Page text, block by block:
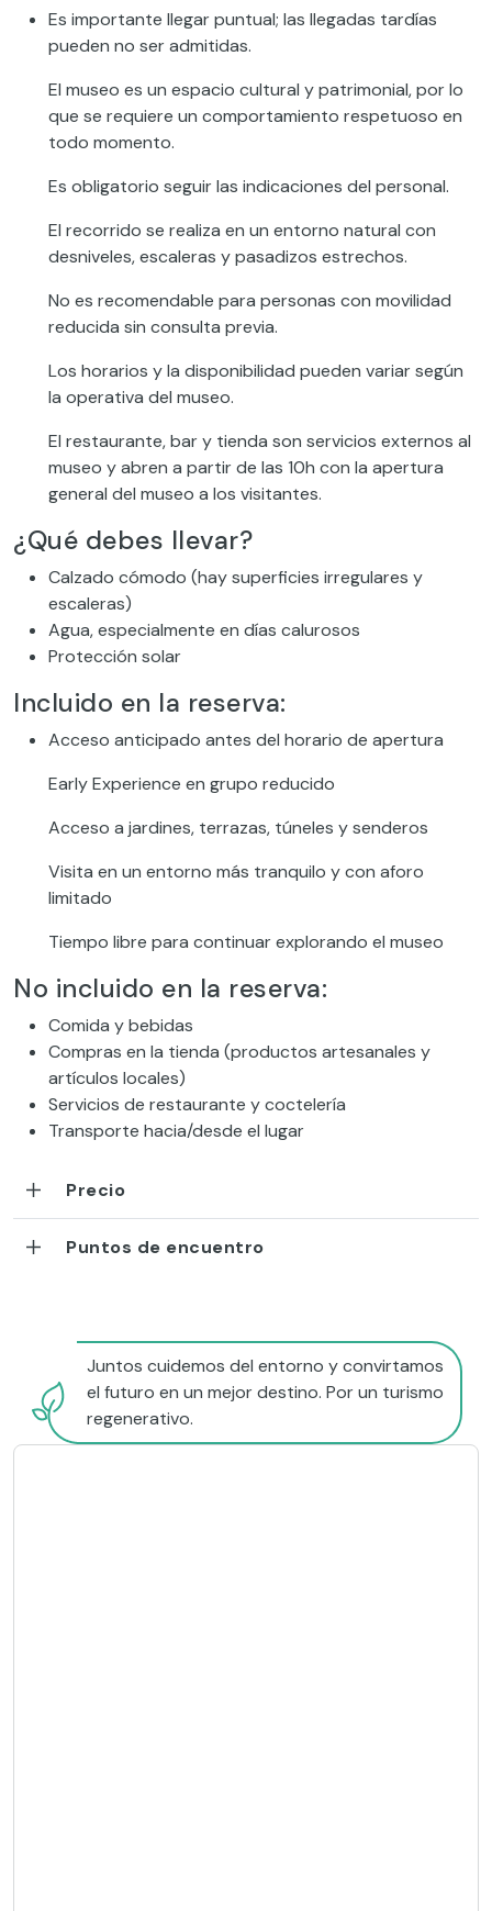
Es importante llegar puntual; las llegadas tardías
pueden no ser admitidas.
El museo es un espacio cultural y patrimonial, por lo
que se requiere un comportamiento respetuoso en
todo momento.
Es obligatorio seguir las indicaciones del personal.
El recorrido se realiza en un entorno natural con
desniveles, escaleras y pasadizos estrechos.
No es recomendable para personas con movilidad
reducida sin consulta previa.
Los horarios y la disponibilidad pueden variar según
la operativa del museo.
El restaurante, bar y tienda son servicios externos al
museo y abren a partir de las 10h con la apertura
general del museo a los visitantes.
¿Qué debes llevar?
Calzado cómodo (hay superficies irregulares y
escaleras)
Agua, especialmente en días calurosos
Protección solar
Incluido en la reserva:
Acceso anticipado antes del horario de apertura
Early Experience en grupo reducido
Acceso a jardines, terrazas, túneles y senderos
Visita en un entorno más tranquilo y con aforo
limitado
Tiempo libre para continuar explorando el museo
No incluido en la reserva:
Comida y bebidas
Compras en la tienda (productos artesanales y
artículos locales)
Servicios de restaurante y coctelería
Transporte hacia/desde el lugar
Precio
Puntos de encuentro
Juntos cuidemos del entorno y convirtamos
el futuro en un mejor destino. Por un turismo
regenerativo.